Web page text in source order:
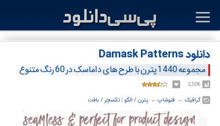
دانلود Damask Patterns
مجموعه 1440 پترن با طرح های داماسک در 60 رنگ متنوع
2,506
گرافیک ← ‏ فتوشاپ ← ‏ پترن / الگو ‏|تکسچر / بافت